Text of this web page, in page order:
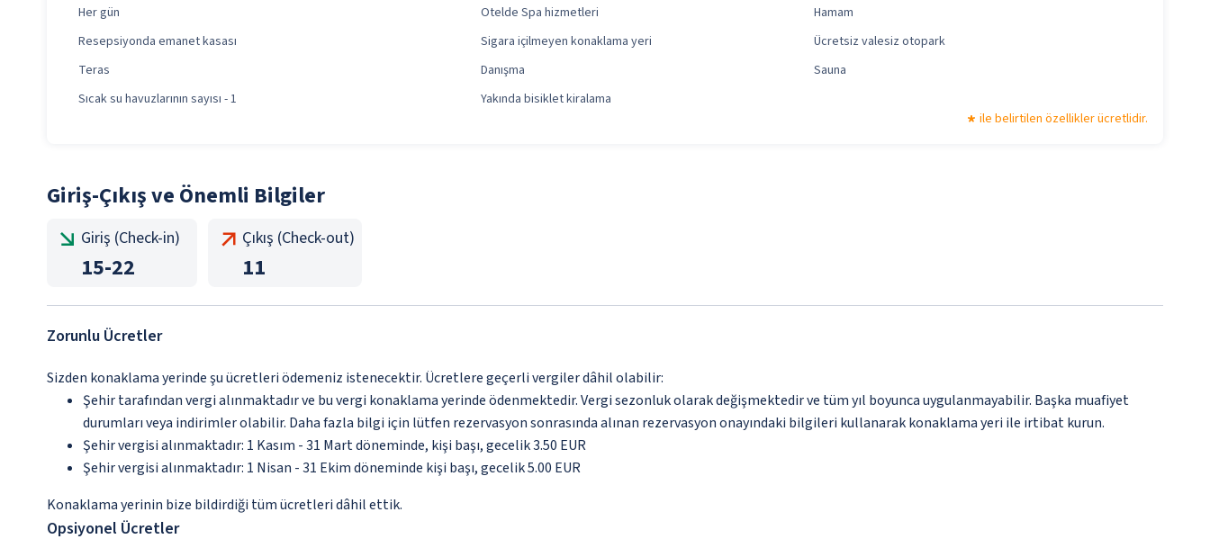
Her gün
Otelde Spa hizmetleri
Hamam
Resepsiyonda emanet kasası
Sigara içilmeyen konaklama yeri
Ücretsiz valesiz otopark
Teras
Danışma
Sauna
Sıcak su havuzlarının sayısı - 1
Yakında bisiklet kiralama
ile belirtilen özellikler ücretlidir.
Giriş-Çıkış ve Önemli Bilgiler
Giriş (Check-in)
15-22
Çıkış (Check-out)
11
Zorunlu Ücretler
Sizden konaklama yerinde şu ücretleri ödemeniz istenecektir. Ücretlere geçerli vergiler dâhil olabilir:
Şehir tarafından vergi alınmaktadır ve bu vergi konaklama yerinde ödenmektedir. Vergi sezonluk olarak değişmektedir ve tüm yıl boyunca uygulanmayabilir. Başka muafiyet
durumları veya indirimler olabilir. Daha fazla bilgi için lütfen rezervasyon sonrasında alınan rezervasyon onayındaki bilgileri kullanarak konaklama yeri ile irtibat kurun.
Şehir vergisi alınmaktadır: 1 Kasım - 31 Mart döneminde, kişi başı, gecelik 3.50 EUR
Şehir vergisi alınmaktadır: 1 Nisan - 31 Ekim döneminde kişi başı, gecelik 5.00 EUR
Konaklama yerinin bize bildirdiği tüm ücretleri dâhil ettik.
Opsiyonel Ücretler